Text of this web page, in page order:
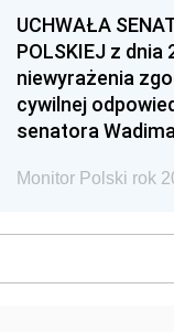
UCHWAŁA
POLSKIEJ z
niewyrażenia
cywilnej
senatora
Monitor Polski rok